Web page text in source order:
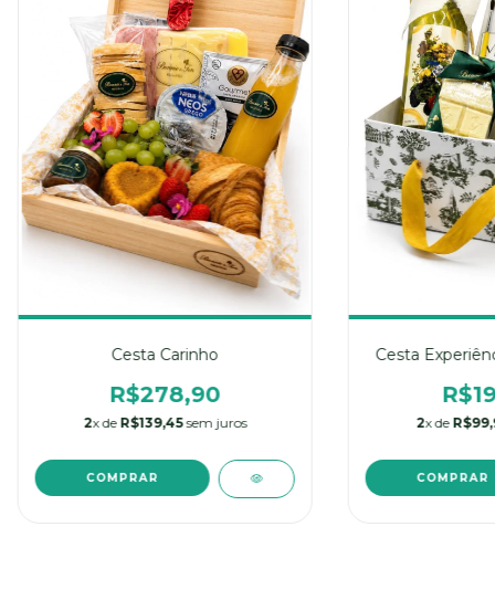
Cesta Carinho
R$278,90
2x de R$139,45sem juros
Cesta
2x de